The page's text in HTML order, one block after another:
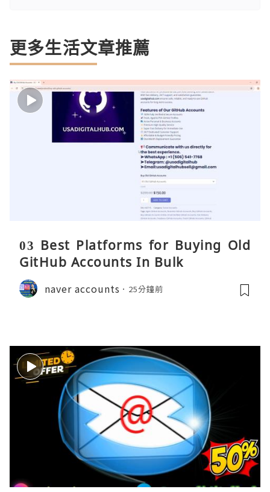
更多生活文章推薦
03 Best Platforms for Buying Old
GitHub Accounts In Bulk
naver accounts 25分鐘前